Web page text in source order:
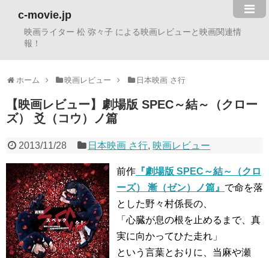
c-movie.jp
映画ライター 松 弥々子 による映画レビューと映画関連情
報！
ホーム 映画レビュー 日本映画 さ行
【映画レビュー】劇場版 SPEC～結～（クロー
ズ） 爻（コウ）ノ篇
2013/11/28 日本映画 さ行, 映画レビュー
前作 『劇場版 SPEC～結～（クロ
ーズ） 漸（ゼン）ノ篇』 で命を落
とした野々村係長の、
「心臓が息の根を止めるまで、真
実に向かってひた走れ」
という言葉とおりに、当麻や瀬